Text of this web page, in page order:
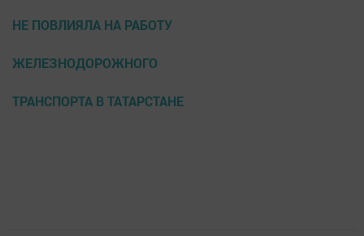
НЕ ПОВЛИЯЛА НА РАБОТУ
ЖЕЛЕЗНОДОРОЖНОГО
ТРАНСПОРТА В ТАТАРСТАНЕ